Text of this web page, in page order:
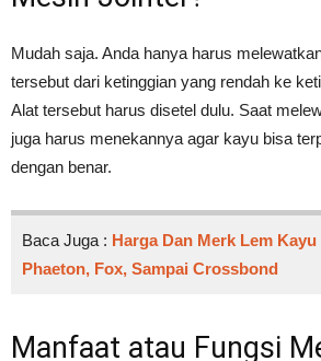
Mudah saja. Anda hanya harus
tersebut dari ketinggian yang rendah ke
Alat tersebut harus disetel dulu. Saat
juga harus menekannya agar kayu bisa
dengan benar.
Baca Juga : Harga Dan Merk Lem
Phaeton, Fox, Sampai Crossbond
Manfaat atau Fungsi